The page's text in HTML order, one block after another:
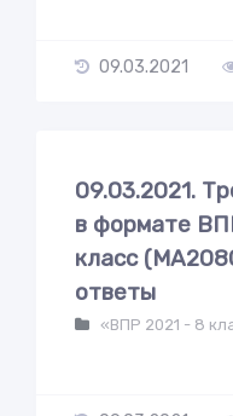
09.03.2021
09.03.2021.
в формате
класс
ответы
«ВПР 2021 - 8